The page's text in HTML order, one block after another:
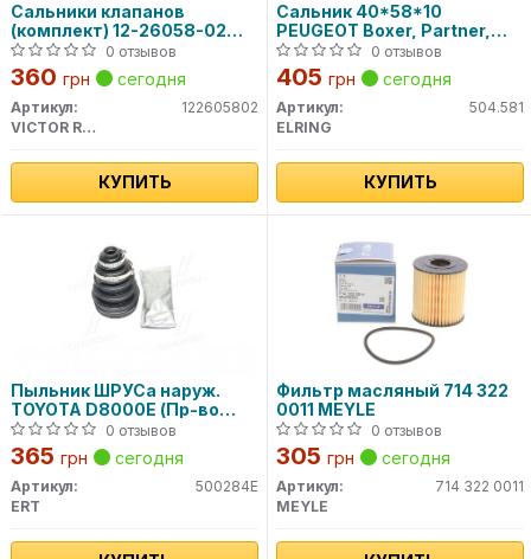
Сальники клапанов
(комплект) 12-26058-02
VICTOR REINZ0 отзывов
360 грн сегодня
Артикул:
122605802
VICTOR REINZ
КУПИТЬ
Сальник 40*58*10
PEUGEOT Boxer, Partner,
Expert CITROEN Berlingo
504.581 ELRING
0 отзывов
405 грн сегодня
Артикул:
504.581
ELRING
КУПИТЬ
Пыльник ШРУСа наруж.
TOYOTA D8000E (Пр-во
ERT)
0 отзывов
365 грн сегодня
Артикул:
500284E
ERT
Фильтр масляный 714 322
0011 MEYLE
0 отзывов
305 грн сегодня
Артикул:
714 322 0011
MEYLE